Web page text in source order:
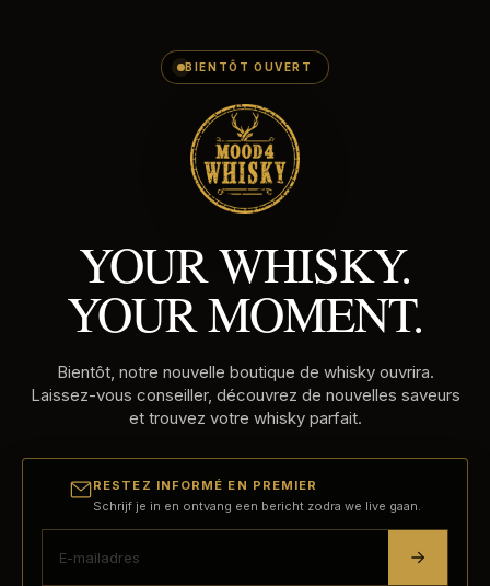
BIENTÔT OUVERT
YOUR WHISKY.
YOUR MOMENT.
Bientôt, notre nouvelle boutique de whisky ouvrira.
Laissez-vous conseiller, découvrez de nouvelles saveurs
et trouvez votre whisky parfait.
RESTEZ INFORMÉ EN PREMIER
Schrijf je in en ontvang een bericht zodra we live gaan.